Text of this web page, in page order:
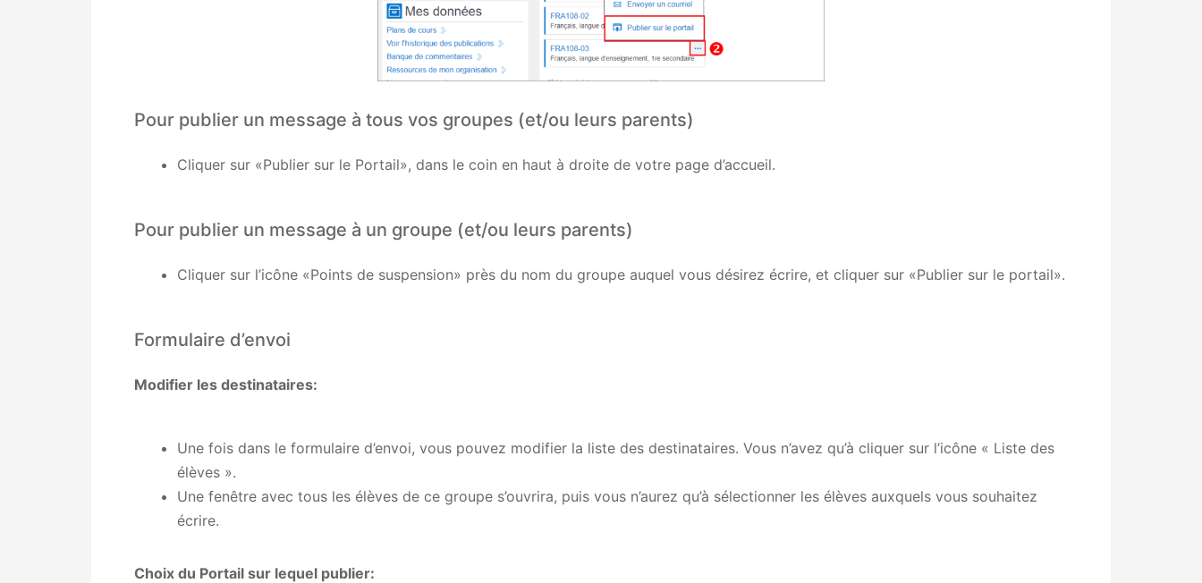
Pour publier un message à tous vos groupes (et/ou leurs parents)
Cliquer sur «Publier sur le Portail», dans le coin en haut à droite de votre page d’accueil.
Pour publier un message à un groupe (et/ou leurs parents)
Cliquer sur l’icône «Points de suspension» près du nom du groupe auquel vous désirez écrire, et cliquer sur «Publier sur le portail».
Formulaire d’envoi
Modifier les destinataires:
Une fois dans le formulaire d’envoi, vous pouvez modifier la liste des destinataires. Vous n’avez qu’à cliquer sur l’icône « Liste des
élèves ».
Une fenêtre avec tous les élèves de ce groupe s’ouvrira, puis vous n’aurez qu’à sélectionner les élèves auxquels vous souhaitez
écrire.
Choix du Portail sur lequel publier: